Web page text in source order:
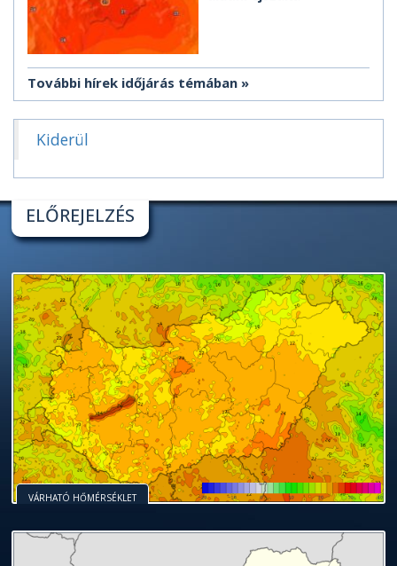
További hírek időjárás témában
Kiderül
ELŐREJELZÉS
VÁRHATÓ HŐMÉRSÉKLET